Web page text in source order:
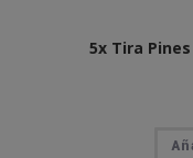
5x Tira